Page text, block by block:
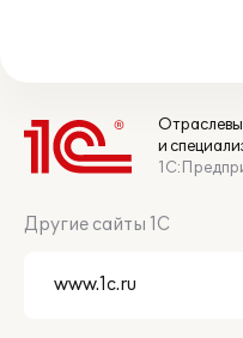
и
Другие сайты 1С